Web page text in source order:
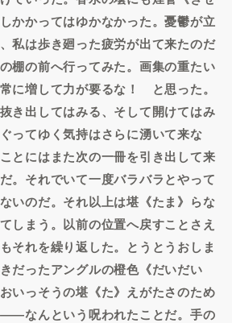
かかってはゆかなかった。憂鬱が立
私は歩き廻った疲労が出て来たのだ
棚の前へ行ってみた。画集の重たい
に増して力が要るな！ と思った。
き出してはみる、そして開けてはみ
ってゆく気持はさらに湧いて来な
とにはまた次の一冊を引き出して来
。それでいて一度バラバラとやって
いのだ。それ以上は堪《たま》らな
しまう。以前の位置へ戻すことさえ
それを繰り返した。とうとうおしま
だったアングルの橙色《だいだい
いっそうの堪《た》えがたさのため
なんという呪われたことだ。手の